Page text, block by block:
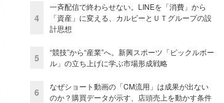
4
一斉配信で終わらせない。LINEを「消費」から
「資産」に変える、カルビーとＵＴグループの設
計思想
5
“競技”から“産業”へ。新興スポーツ「ピックルボー
ル」の立ち上げに学ぶ市場形成戦略
6
なぜショート動画の「CM流用」は成果が出ない
のか？購買データが示す、店頭売上を動かす条件